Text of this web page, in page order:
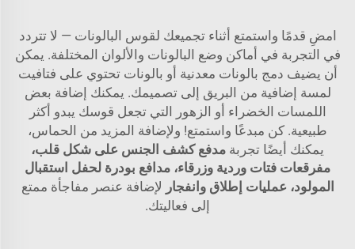
امضِ قدمًا واستمتع أثناء تجميعك لقوس البالونات — لا تتردد
في التجربة في أماكن وضع البالونات والألوان المختلفة. يمكن
أن يضيف دمج بالونات معدنية أو بالونات تحتوي على فتافيت
لمسة إضافية من البريق إلى تصميمك. يمكنك إضافة بعض
اللمسات الخضراء أو الزهور التي تجعل قوسك يبدو أكثر
طبيعية. كن مبدعًا واستمتع! ولإضافة المزيد من الحماس،
يمكنك أيضًا تجربة مدفع كشف الجنس على شكل قلب،
مفرقعات فتات وردية وزرقاء، مدافع بودرة لحفل استقبال
المولود، عمليات إطلاق وانفجار لإضافة عنصر مفاجأة ممتع
إلى فعاليتك.